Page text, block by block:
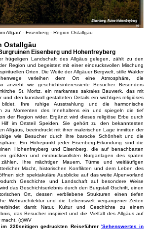
Allgäu' - Eisenberg - Region Ostallgäu
Ostallgäu
Eisenberg und Hohenfreyberg
hügeligen Landschaft des Allgäus gelegen, zählt zu den
Region und begeistert mit einer eindrucksvollen Mischung
Orten. Die Weite der Allgäuer Bergwelt, stille Wälder
verleihen dem Ort eine Atmosphäre, die
anzieht wie geschichtsinteressierte Besucher. Besonders
St. Moritz, ein markantes sakrales Bauwerk, das mit
und den kunstvoll gestalteten Details ein wichtiges religiöses
Ihre ruhige Ausstrahlung und die harmonische
zu Momenten des Innehaltens ein und spiegeln die tief
der Region wider. Ergänzt wird dieses religiöse Erbe durch
Hilf im Ortsteil Speiden. Sie gehört zu den bekanntesten
Allgäus, beeindruckt mit ihrer malerischen Lage inmitten der
wie Besucher durch ihre barocke Schönheit und die
Ein Höhepunkt jeder Eisenberg-Erkundung sind die
Hohenfreyberg und Eisenberg, die auf benachbarten
größten und eindrucksvollsten Burganlagen des späten
Ihre mächtigen Mauern, Türme und weitläufigen
Macht, historischen Konflikten und dem Leben des
sich spektakuläre Ausblicke auf das weite Alpenvorland
Geschichte und Landschaft auf besondere Weise
das Geschichtserlebnis durch den Burgstall Gschrift, einen
Ort, dessen verbliebene Strukturen einen tiefen
Wehrarchitektur und die Lebenswelt vergangener Zeiten
damit Natur, Kultur und Geschichte zu einem
das Besucher inspiriert und die Vielfalt des Allgäus auf
(c)WV
220seitigen gedruckten Reiseführer 'Sehenswertes in